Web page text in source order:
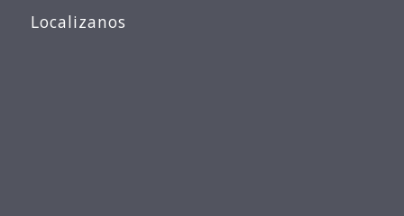
Localizanos